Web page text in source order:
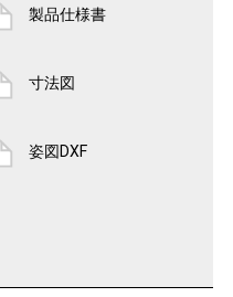
製品仕様書
寸法図
姿図DXF